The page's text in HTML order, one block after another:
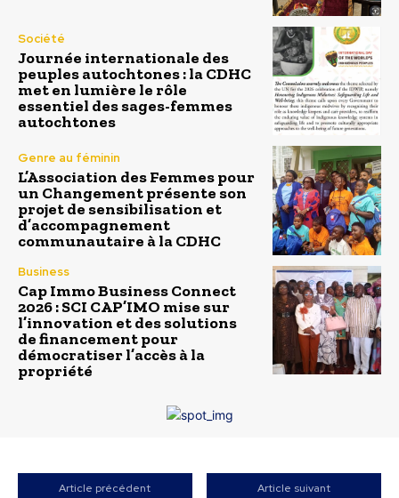
Société
Journée internationale des
peuples autochtones : la CDHC
met en lumière le rôle
essentiel des sages-femmes
autochtones
Genre au féminin
L’Association des Femmes pour
un Changement présente son
projet de sensibilisation et
d’accompagnement
communautaire à la CDHC
Business
Cap Immo Business Connect
2026 : SCI CAP’IMO mise sur
l’innovation et des solutions
de financement pour
démocratiser l’accès à la
propriété
Article précédent Article suivant